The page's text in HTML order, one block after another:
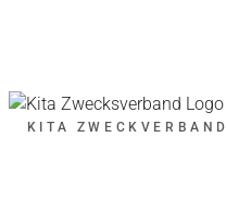
KITA ZWECKVERBAND